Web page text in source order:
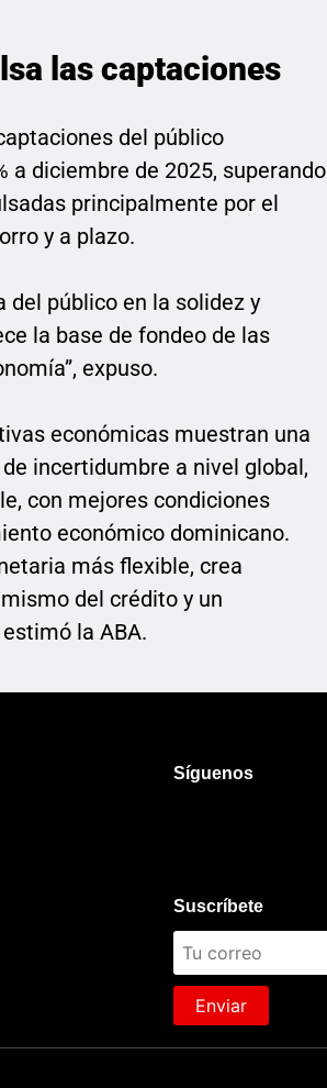
las captaciones
del público
a diciembre de 2025, superando
principalmente por el
y a plazo.
del público en la solidez y
la base de fondeo de las
expuso.
económicas muestran una
incertidumbre a nivel global,
con mejores condiciones
económico dominicano.
más flexible, crea
del crédito y un
la ABA.
Síguenos
Suscríbete
Enviar